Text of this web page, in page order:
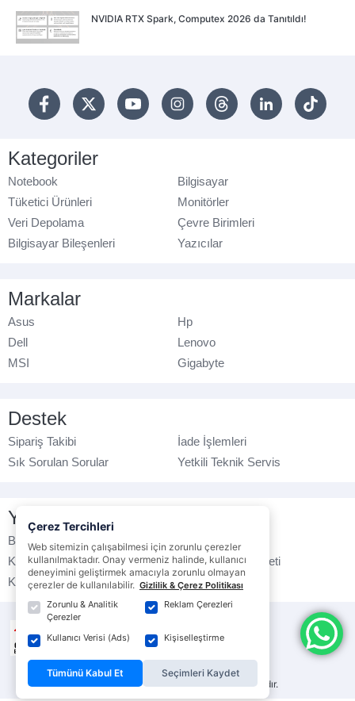
NVIDIA RTX Spark, Computex 2026 da Tanıtıldı!
Kategoriler
Notebook
Bilgisayar
Tüketici Ürünleri
Monitörler
Veri Depolama
Çevre Birimleri
Bilgisayar Bileşenleri
Yazıcılar
Markalar
Asus
Hp
Dell
Lenovo
MSI
Gigabyte
Destek
Sipariş Takibi
İade İşlemleri
Sık Sorulan Sorular
Yetkili Teknik Servis
Yasal Bilgilendirme
Banka Hesap No
Çerez Politikası
Kullanım Koşulları
Ticari Elektronik İleti
K.V.K.K. Politikası
Veri Gizliliği
© ebrarbilgisayar.com- Tüm hakları saklıdır.
Çerez Tercihleri
Web sitemizin çalışabilmesi için zorunlu çerezler
kullanılmaktadır. Onay vermeniz halinde, kullanıcı
deneyimini geliştirmek amacıyla zorunlu olmayan
çerezler de kullanılabilir. Gizlilik & Çerez Politikası
Zorunlu & Analitik
Çerezler
Reklam Çerezleri
Kullanıcı Verisi (Ads) Kişiselleştirme
Tümünü Kabul Et Seçimleri Kaydet